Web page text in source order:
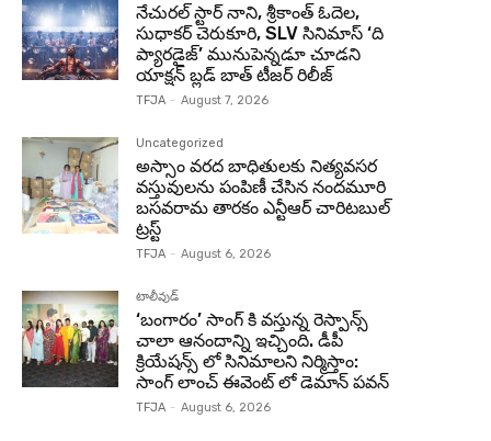
నేచురల్ స్టార్ నాని, శ్రీకాంత్ ఓదెల,
సుధాకర్ చెరుకూరి, SLV సినిమాస్ ‘ది
ప్యారడైజ్’ మునుపెన్నడూ చూడని
యాక్షన్ బ్లడ్ బాత్ టీజర్ రిలీజ్
TFJA - August 7, 2026
Uncategorized
అస్సాం వరద బాధితులకు నిత్యవసర
వస్తువులను పంపిణీ చేసిన నందమూరి
బసవరామ తారకం ఎన్టీఆర్ చారిటబుల్
ట్రస్ట్
TFJA - August 6, 2026
టాలీవుడ్
‘బంగారం’ సాంగ్ కి వస్తున్న రెస్పాన్స్
చాలా ఆనందాన్ని ఇచ్చింది. డీపీ
క్రియేషన్స్ లో సినిమాలని నిర్మిస్తాం:
సాంగ్ లాంచ్ ఈవెంట్ లో డెమాన్ పవన్
TFJA - August 6, 2026